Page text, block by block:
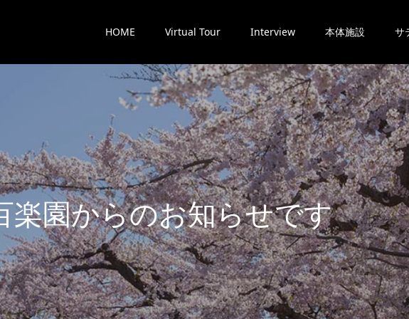
HOME Virtual Tour Interview 本体施設 サ
楽園からのお知らせです。